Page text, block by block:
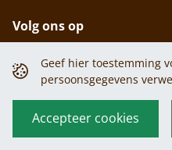
Privacy policy
Geef hier toestemming
persoonsgegevens
Accepteer cookies
Volg ons op
© 2026 Abdij Onze Lieve